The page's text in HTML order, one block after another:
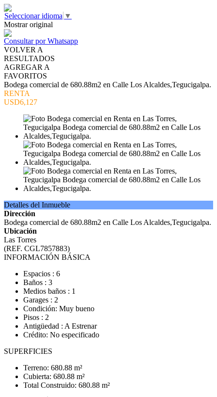
Seleccionar idioma ▼
Mostrar original
Consultar por Whatsapp
VOLVER A
RESULTADOS
AGREGAR A
FAVORITOS
Bodega comercial de 680.88m2 en Calle Los Alcaldes,Tegucigalpa.
RENTA
USD6,127
Detalles del Inmueble
Dirección
Bodega comercial de 680.88m2 en Calle Los Alcaldes,Tegucigalpa.
Ubicación
Las Torres
(REF. CGL7857883)
INFORMACIÓN BÁSICA
Espacios : 6
Baños : 3
Medios baños : 1
Garages : 2
Condición: Muy bueno
Pisos : 2
Antigüedad : A Estrenar
Crédito: No especificado
SUPERFICIES
Terreno: 680.88 m²
Cubierta: 680.88 m²
Total Construido: 680.88 m²